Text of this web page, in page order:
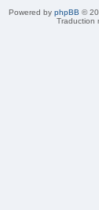
Powered by phpBB ©
Traduction